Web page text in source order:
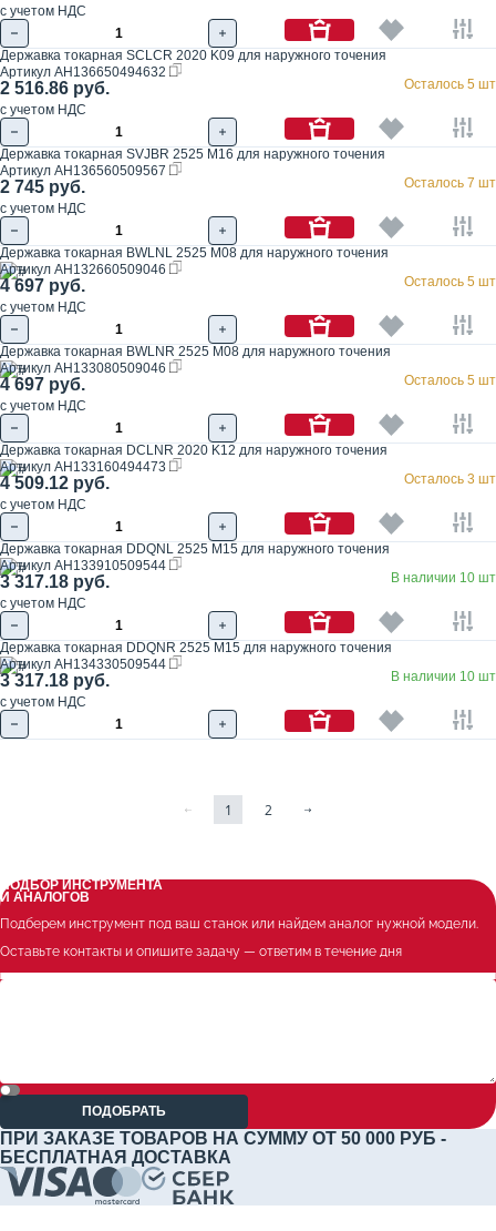
с учетом НДС
Державка токарная SCLCR 2020 K09 для наружного точения
Артикул AH136650494632
2 516.86 руб.
с учетом НДС
Осталось 5 шт
Державка токарная SVJBR 2525 M16 для наружного точения
Артикул AH136560509567
2 745 руб.
с учетом НДС
Осталось 7 шт
Державка токарная BWLNL 2525 M08 для наружного точения
Артикул AH132660509046
4 697 руб.
с учетом НДС
Осталось 5 шт
Державка токарная BWLNR 2525 M08 для наружного точения
Артикул AH133080509046
4 697 руб.
с учетом НДС
Осталось 5 шт
Державка токарная DCLNR 2020 K12 для наружного точения
Артикул AH133160494473
4 509.12 руб.
с учетом НДС
Осталось 3 шт
Державка токарная DDQNL 2525 M15 для наружного точения
Артикул AH133910509544
3 317.18 руб.
с учетом НДС
В наличии 10 шт
Державка токарная DDQNR 2525 M15 для наружного точения
Артикул AH134330509544
3 317.18 руб.
с учетом НДС
В наличии 10 шт
1 2
ПОДБОР ИНСТРУМЕНТА
И АНАЛОГОВ
Подберем инструмент под ваш станок или найдем аналог нужной модели.
Оставьте контакты и опишите задачу — ответим в течение дня
ПОДОБРАТЬ
ПРИ ЗАКАЗЕ ТОВАРОВ НА СУММУ ОТ 50 000 РУБ -
БЕСПЛАТНАЯ ДОСТАВКА